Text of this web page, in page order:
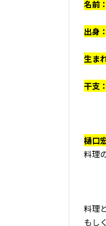
名前
出身
生ま
干支
樋口
料理
料理
もし